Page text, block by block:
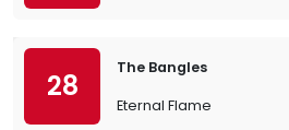
28
The Bangles
Eternal Flame